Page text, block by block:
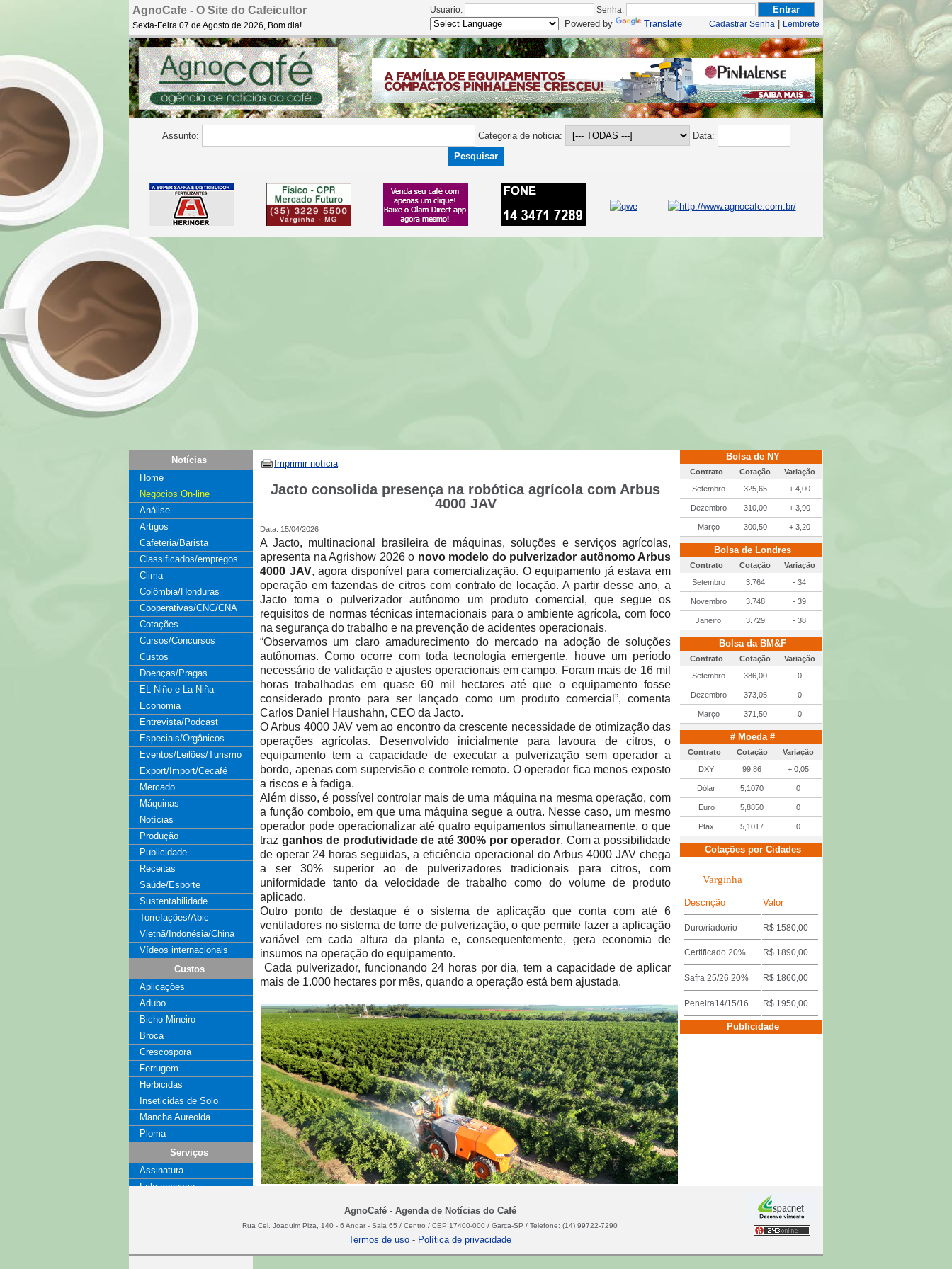
AgnoCafe - O Site do Cafeicultor
Sexta-Feira 07 de Agosto de 2026, Bom dia!
Usuario:
Senha:
Cadastrar Senha
Lembrete
Powered by Translate
Assunto: Categoria de noticia: Data:
Notícias
Home
Negócios On-line
Análise
Artigos
Cafeteria/Barista
Classificados/empregos
Clima
Colômbia/Honduras
Cooperativas/CNC/CNA
Cotações
Cursos/Concursos
Custos
Doenças/Pragas
EL Niño e La Niña
Economia
Entrevista/Podcast
Especiais/Orgânicos
Eventos/Leilões/Turismo
Export/Import/Cecafé
Mercado
Máquinas
Notícias
Produção
Publicidade
Receitas
Saúde/Esporte
Sustentabilidade
Torrefações/Abic
Vietnã/Indonésia/China
Vídeos internacionais
Custos
Aplicações
Adubo
Bicho Mineiro
Broca
Crescospora
Ferrugem
Herbicidas
Inseticidas de Solo
Mancha Aureolda
Ploma
Serviços
Assinatura
Fale conosco
Imprimir notícia
Jacto consolida presença na robótica agrícola com Arbus
4000 JAV
Data: 15/04/2026
A Jacto, multinacional brasileira de máquinas, soluções e serviços agrícolas,
apresenta na Agrishow 2026 o novo modelo do pulverizador autônomo Arbus
4000 JAV, agora disponível para comercialização. O equipamento já estava em
operação em fazendas de citros com contrato de locação. A partir desse ano, a
Jacto torna o pulverizador autônomo um produto comercial, que segue os
requisitos de normas técnicas internacionais para o ambiente agrícola, com foco
na segurança do trabalho e na prevenção de acidentes operacionais.
“Observamos um claro amadurecimento do mercado na adoção de soluções
autônomas. Como ocorre com toda tecnologia emergente, houve um período
necessário de validação e ajustes operacionais em campo. Foram mais de 16 mil
horas trabalhadas em quase 60 mil hectares até que o equipamento fosse
considerado pronto para ser lançado como um produto comercial”, comenta
Carlos Daniel Haushahn, CEO da Jacto.
O Arbus 4000 JAV vem ao encontro da crescente necessidade de otimização das
operações agrícolas. Desenvolvido inicialmente para lavoura de citros, o
equipamento tem a capacidade de executar a pulverização sem operador a
bordo, apenas com supervisão e controle remoto. O operador fica menos exposto
a riscos e à fadiga.
Além disso, é possível controlar mais de uma máquina na mesma operação, com
a função comboio, em que uma máquina segue a outra. Nesse caso, um mesmo
operador pode operacionalizar até quatro equipamentos simultaneamente, o que
traz ganhos de produtividade de até 300% por operador. Com a possibilidade
de operar 24 horas seguidas, a eficiência operacional do Arbus 4000 JAV chega
a ser 30% superior ao de pulverizadores tradicionais para citros, com
uniformidade tanto da velocidade de trabalho como do volume de produto
aplicado.
Outro ponto de destaque é o sistema de aplicação que conta com até 6
ventiladores no sistema de torre de pulverização, o que permite fazer a aplicação
variável em cada altura da planta e, consequentemente, gera economia de
insumos na operação do equipamento.
Cada pulverizador, funcionando 24 horas por dia, tem a capacidade de aplicar
mais de 1.000 hectares por mês, quando a operação está bem ajustada.
Arbus 4000 JAV vem ao encontro da crescente necessidade de otimização das operações agrícolas
Bolsa de NY
Contrato Cotação
Variação
Setembro
325,65 + 4,00
Dezembro 310,00 + 3,90
Março 300,50 + 3,20
Bolsa de Londres
Contrato Cotação
Variação
Setembro
3.764 - 34
Novembro 3.748 - 39
Janeiro 3.729 - 38
Bolsa da BM&F
Contrato Cotação
Variação
Setembro
386,00 0
Dezembro 373,05 0
Março 371,50 0
# Moeda #
Contrato Cotação
Variação
DXY
99,86 + 0,05
Dólar 5,1070 0
Euro 5,8850 0
Ptax 5,1017 0
Cotações por Cidades
Varginha
Descrição Valor
Duro/riado/rio R$ 1580,00
Certificado 20% R$ 1890,00
Safra 25/26 20% R$ 1860,00
Peneira14/15/16 R$ 1950,00
Cotações por Cidades
Cotações por Cidades
Descrição Valor
Publicidade
Publicidade
AgnoCafé - Agenda de Notícias do Café
Rua Cel. Joaquim Piza, 140 - 6 Andar - Sala 65 / Centro / CEP 17400-000 / Garça-SP / Telefone: (14) 99722-7290
Termos de uso - Política de privacidade